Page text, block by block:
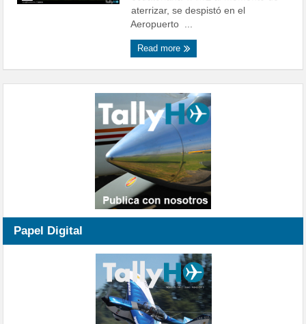
aterrizar, se despistó en el
Aeropuerto ...
Read more
Papel Digital